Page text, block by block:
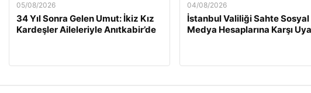
05/08/2026
34 Yıl Sonra Gelen Umut: İkiz Kız
Kardeşler Aileleriyle Anıtkabir’de
04/08/2026
İstanbul Valiliği Sahte Sosyal
Medya Hesaplarına Karşı